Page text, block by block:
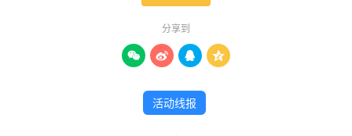
分享到
   
活动线报